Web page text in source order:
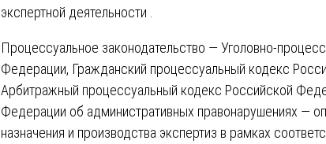
экспертной деятельности .
Процессуальное законодательство — Уголовно-
Федерации, Гражданский процессуальный кодекс
Арбитражный процессуальный кодекс Российской
Федерации об административных правонарушениях —
назначения и производства экспертиз в рамках